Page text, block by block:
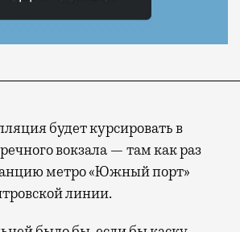
будет курсировать в
вокзала — там как раз
метро «Южный порт»
линии.